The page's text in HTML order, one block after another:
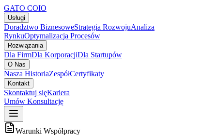
GATO COIO
Usługi
Doradztwo BiznesoweStrategia RozwojuAnaliza
RynkuOptymalizacja Procesów
Rozwiązania
Dla FirmDla KorporacjiDla Startupów
O Nas
Nasza HistoriaZespółCertyfikaty
Kontakt
Skontaktuj sięKariera
Umów Konsultację
Warunki Współpracy